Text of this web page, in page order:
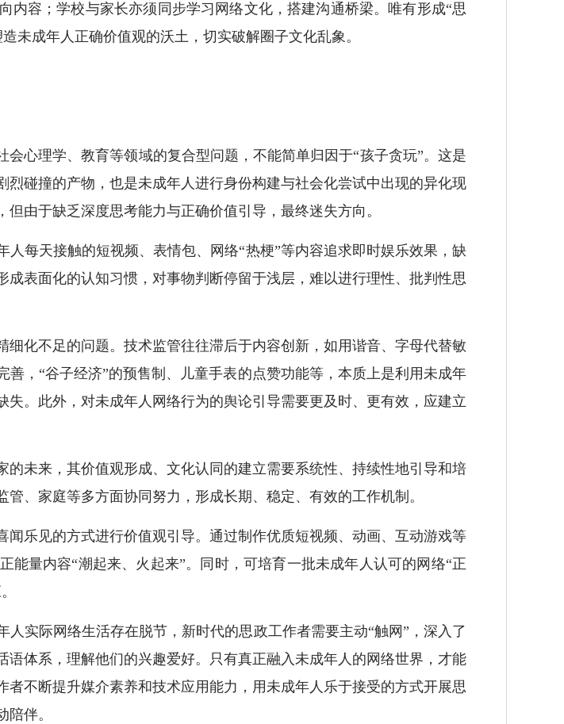
容；学校与家长亦须同步学习网络文化，搭建沟通桥梁。唯有形成“思
未成年人正确价值观的沃土，切实破解圈子文化乱象。
心理学、教育等领域的复合型问题，不能简单归因于“孩子贪玩”。这是
碰撞的产物，也是未成年人进行身份构建与社会化尝试中出现的异化现
由于缺乏深度思考能力与正确价值引导，最终迷失方向。
天接触的短视频、表情包、网络“热梗”等内容追求即时娱乐效果，缺
表面化的认知习惯，对事物判断停留于浅层，难以进行理性、批判性思
不足的问题。技术监管往往滞后于内容创新，如用谐音、字母代替敏
，“谷子经济”的预售制、儿童手表的点赞功能等，本质上是利用未成年
。此外，对未成年人网络行为的舆论引导需要更及时、更有效，应建立
未来，其价值观形成、文化认同的建立需要系统性、持续性地引导和培
、家庭等多方面协同努力，形成长期、稳定、有效的工作机制。
乐见的方式进行价值观引导。通过制作优质短视频、动画、互动游戏等
量内容“潮起来、火起来”。同时，可培育一批未成年人认可的网络“正
际网络生活存在脱节，新时代的思政工作者需要主动“触网”，深入了
体系，理解他们的兴趣爱好。只有真正融入未成年人的网络世界，才能
不断提升媒介素养和技术应用能力，用未成年人乐于接受的方式开展思
伴。